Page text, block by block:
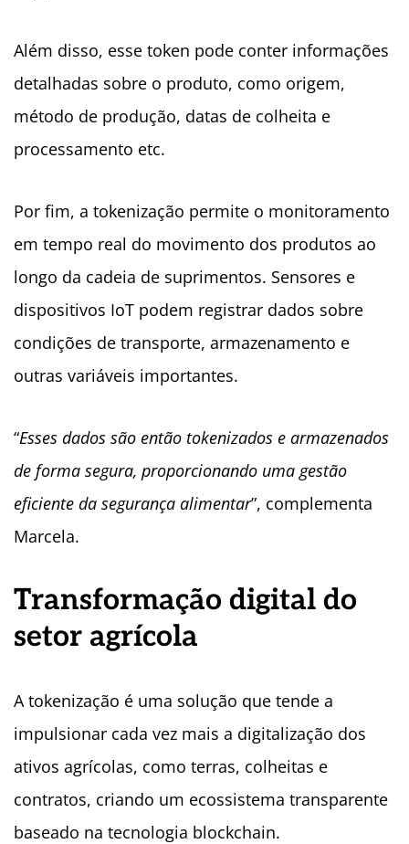
Além disso, esse token pode conter informações
detalhadas sobre o produto, como origem,
método de produção, datas de colheita e
processamento etc.
Por fim, a tokenização permite o monitoramento
em tempo real do movimento dos produtos ao
longo da cadeia de suprimentos. Sensores e
dispositivos IoT podem registrar dados sobre
condições de transporte, armazenamento e
outras variáveis importantes.
“Esses dados são então tokenizados e armazenados
de forma segura, proporcionando uma gestão
eficiente da segurança alimentar”, complementa
Marcela.
Transformação digital do
setor agrícola
A tokenização é uma solução que tende a
impulsionar cada vez mais a digitalização dos
ativos agrícolas, como terras, colheitas e
contratos, criando um ecossistema transparente
baseado na tecnologia blockchain.